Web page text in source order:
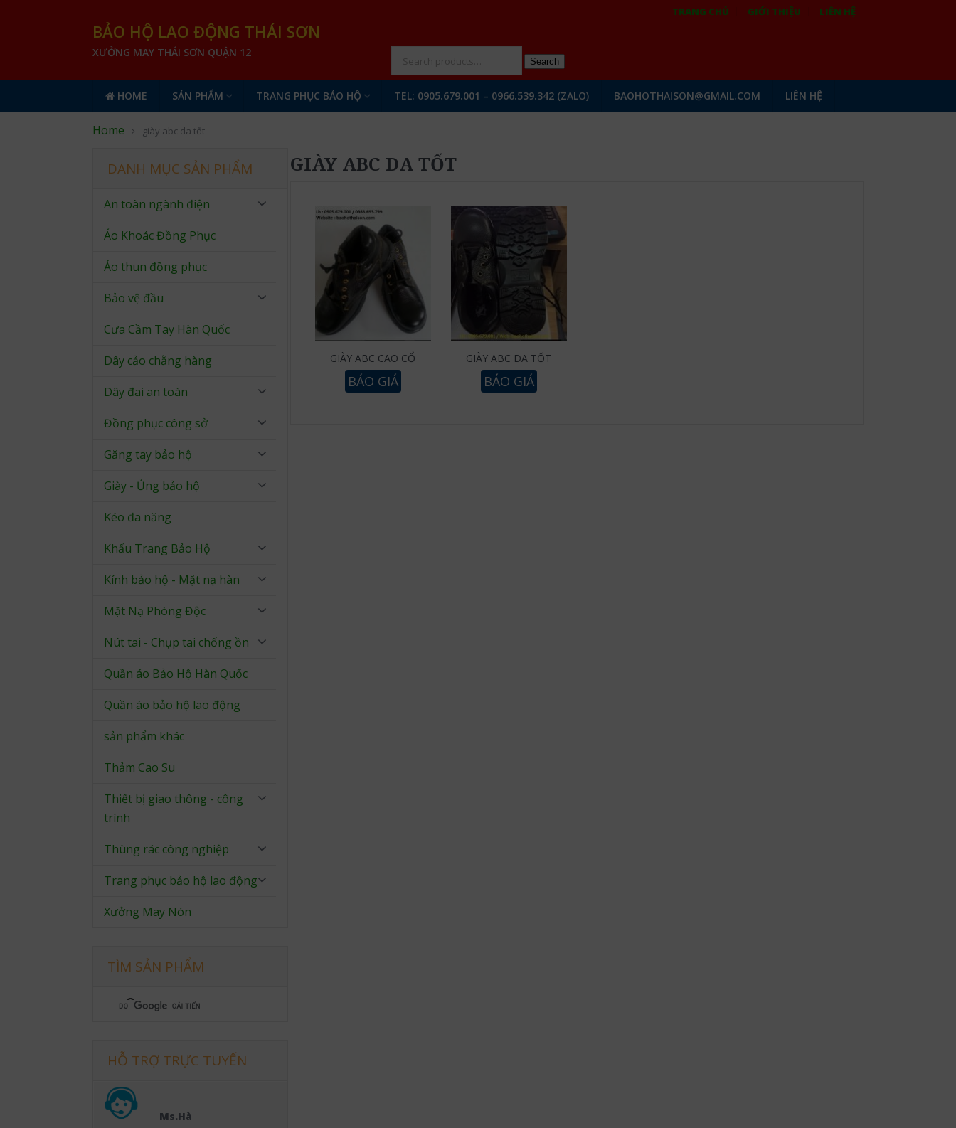
TRANG CHỦ GIỚI THIỆU LIÊN HỆ
BẢO HỘ LAO ĐỘNG THÁI SƠN
XƯỞNG MAY THÁI SƠN QUẬN 12
Search
HOME SẢN PHẨM TRANG PHỤC BẢO HỘ TEL: 0905.679.001 – 0966.539.342 (ZALO) BAOHOTHAISON@GMAIL.COM LIÊN HỆ
Home giày abc da tốt
GIÀY ABC DA TỐT
GIÀY ABC CAO CỔ
BÁO GIÁ
GIÀY ABC DA TỐT
BÁO GIÁ
DANH MỤC SẢN PHẨM
An toàn ngành điện
Áo Khoác Đồng Phục
Áo thun đồng phục
Bảo vệ đầu
Cưa Cầm Tay Hàn Quốc
Dây cảo chằng hàng
Dây đai an toàn
Đồng phục công sở
Găng tay bảo hộ
Giày - Ủng bảo hộ
Kéo đa năng
Khẩu Trang Bảo Hộ
Kính bảo hộ - Mặt nạ hàn
Mặt Nạ Phòng Độc
Nút tai - Chụp tai chống ồn
Quần áo Bảo Hộ Hàn Quốc
Quần áo bảo hộ lao động
sản phẩm khác
Thảm Cao Su
Thiết bị giao thông - công
trình
Thùng rác công nghiệp
Trang phục bảo hộ lao động
Xưởng May Nón
TÌM SẢN PHẨM
HỖ TRỢ TRỰC TUYẾN
Ms.Hà